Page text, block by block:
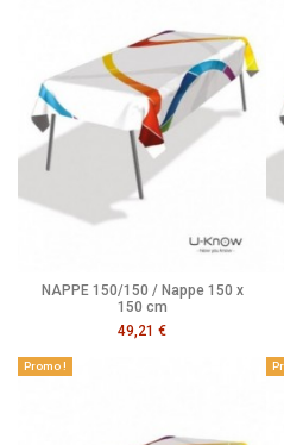
NAPPE 150/150 / Nappe 150 x
150 cm
49,21 €
Promo !